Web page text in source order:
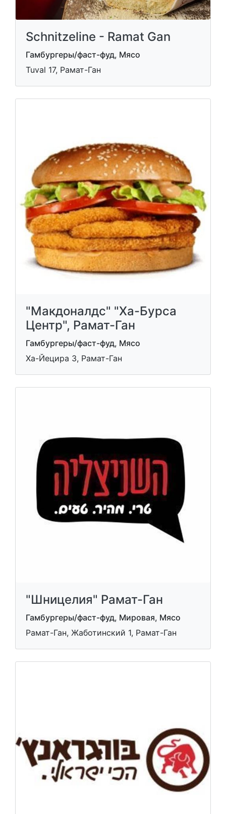
Schnitzeline - Ramat Gan
Гамбургеры/фаст-фуд, Мясо
Tuval 17, Рамат-Ган
"Макдоналдс" "Ха-Бурса
Центр", Рамат-Ган
Гамбургеры/фаст-фуд, Мясо
Ха-Йецира 3, Рамат-Ган
"Шницелия" Рамат-Ган
Гамбургеры/фаст-фуд, Мировая, Мясо
Рамат-Ган, Жаботинский 1, Рамат-Ган